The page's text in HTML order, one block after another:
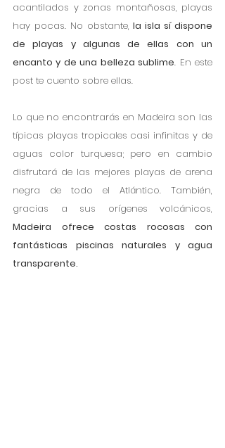
acantilados y zonas montañosas, playas
hay pocas. No obstante, la isla sí dispone
de playas y algunas de ellas con un
encanto y de una belleza sublime. En este
post te cuento sobre ellas.
Lo que no encontrarás en Madeira son las
típicas playas tropicales casi infinitas y de
aguas color turquesa; pero en cambio
disfrutará de las mejores playas de arena
negra de todo el Atlántico. También,
Madeira ofrece costas rocosas con
fantásticas piscinas naturales y agua
transparente.